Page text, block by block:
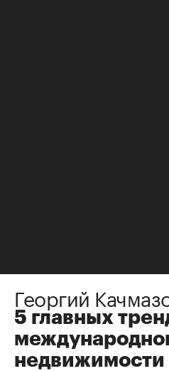
Георгий
5 главных
недвижимости